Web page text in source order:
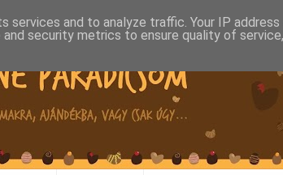
and to analyze traffic. Your IP address
security metrics to ensure quality of